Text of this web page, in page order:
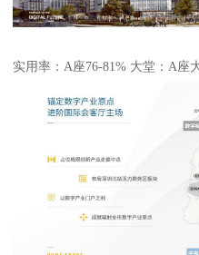
实用率：A座76-81% 大堂：A座